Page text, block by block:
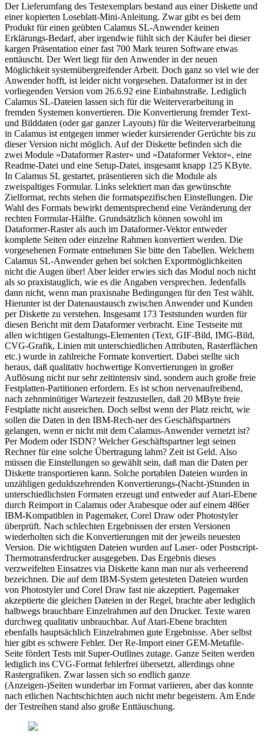
Der Lieferumfang des Testexemplars bestand aus einer Diskette und
einer kopierten Loseblatt-Mini-Anleitung. Zwar gibt es bei dem
Produkt für einen geübten Calamus SL-Anwender keinen
Erklärungs-Bedarf, aber irgendwie fühlt sich der Käufer bei dieser
kargen Präsentation einer fast 700 Mark teuren Software etwas
enttäuscht. Der Wert liegt für den Anwender in der neuen
Möglichkeit systemübergreifender Arbeit. Doch ganz so viel wie der
Anwender hofft, ist leider nicht vorgesehen. Dataformer ist in der
vorliegenden Version vom 26.6.92 eine Einbahnstraße. Lediglich
Calamus SL-Dateien lassen sich für die Weiterverarbeitung in
fremden Systemen konvertieren. Die Konvertierung fremder Text-
und Bilddaten (oder gar ganzer Layouts) für die Weiterverarbeitung
in Calamus ist entgegen immer wieder kursierender Gerüchte bis zu
dieser Version nicht möglich. Auf der Diskette befinden sich die
zwei Module »Dataformer Raster« und »Dataformer Vektor«, eine
Readme-Datei und eine Setup-Datei, insgesamt knapp 125 KByte.
In Calamus SL gestartet, präsentieren sich die Module als
zweispaltiges Formular. Links selektiert man das gewünschte
Zielformat, rechts stehen die formatspezifischen Einstellungen. Die
Wahl des Formats bewirkt dementsprechend eine Veränderung der
rechten Formular-Hälfte. Grundsätzlich können sowohl im
Dataformer-Raster als auch im Dataformer-Vektor entweder
komplette Seiten oder einzelne Rahmen konvertiert werden. Die
vorgesehenen Formate entnehmen Sie bitte den Tabellen. Welchem
Calamus SL-Anwender gehen bei solchen Exportmöglichkeiten
nicht die Augen über! Aber leider erwies sich das Modul noch nicht
als so praxistauglich, wie es die Angaben versprechen. Jedenfalls
dann nicht, wenn man praxisnahe Bedingungen für den Test wählt.
Hierunter ist der Datenaustausch zwischen Anwender und Kunden
per Diskette zu verstehen. Insgesamt 173 Teststunden wurden für
diesen Bericht mit dem Dataformer verbracht. Eine Testseite mit
allen wichtigen Gestaltungs-Elementen (Text, GIF-Bild, IMG-Bild,
CVG-Grafik, Linien mit unterschiedlichen Attributen, Rasterflächen
etc.) wurde in zahlreiche Formate konvertiert. Dabei stellte sich
heraus, daß qualitativ hochwertige Konvertierungen in großer
Auflösung nicht nur sehr zeitintensiv sind, sondern auch große freie
Festplatten-Partitionen erfordern. Es ist schon nervenaufreibend,
nach zehnminütiger Wartezeit festzustellen, daß 20 MByte freie
Festplatte nicht ausreichen. Doch selbst wenn der Platz reicht, wie
sollen die Daten in den IBM-Rech-ner des Geschäftspartners
gelangen, wenn er nicht mit dem Calamus-Anwender vernetzt ist?
Per Modem oder ISDN? Welcher Geschäftspartner legt seinen
Rechner für eine solche Übertragung lahm? Zeit ist Geld. Also
müssen die Einstellungen so gewählt sein, daß man die Daten per
Diskette transportieren kann. Solche portablen Dateien wurden in
unzähligen geduldszehrenden Konvertierungs-(Nacht-)Stunden in
unterschiedlichsten Formaten erzeugt und entweder auf Atari-Ebene
durch Reimport in Calamus oder Arabesque oder auf einem 486er
IBM-Kompatiblen in Pagemaker, Corel Draw oder Photostyler
überprüft. Nach schlechten Ergebnissen der ersten Versionen
wiederholten sich die Konvertierungen mit der jeweils neuesten
Version. Die wichtigsten Dateien wurden auf Laser- oder Postscript-
Thermotransferdrucker ausgegeben. Das Ergebnis dieses
verzweifelten Einsatzes via Diskette kann man nur als verheerend
bezeichnen. Die auf dem IBM-System getesteten Dateien wurden
von Photostyler und Corel Draw fast nie akzeptiert. Pagemaker
akzeptierte die gleichen Dateien in der Regel, brachte aber lediglich
halbwegs brauchbare Einzelrahmen auf den Drucker. Texte waren
durchweg qualitativ unbrauchbar. Auf Atari-Ebene brachten
ebenfalls hauptsächlich Einzelrahmen gute Ergebnisse. Aber selbst
hier gibt es schwere Fehler. Der Re-Import einer GEM-Metafile-
Seite fördert Tests mit Super-Outlines zutage. Ganze Seiten werden
lediglich ins CVG-Format fehlerfrei übersetzt, allerdings ohne
Rastergrafiken. Zwar lassen sich so endlich ganze
(Anzeigen-)Seiten wunderbar im Format variieren, aber das konnte
nach etlichen Nachtschichten auch nicht mehr begeistern. Am Ende
der Testreihen stand also große Enttäuschung.